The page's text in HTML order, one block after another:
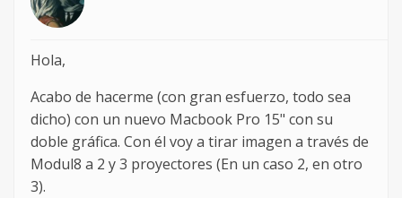
Hola,
Acabo de hacerme (con gran esfuerzo, todo sea
dicho) con un nuevo Macbook Pro 15" con su
doble gráfica. Con él voy a tirar imagen a través de
Modul8 a 2 y 3 proyectores (En un caso 2, en otro
3).